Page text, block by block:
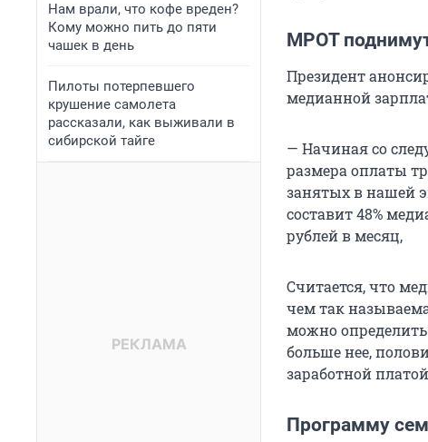
Нам врали, что кофе вреден?
Кому можно пить до пяти
чашек в день
Пилоты потерпевшего
крушение самолета
рассказали, как выживали в
сибирской тайге
МРОТ
Президент
медианной
— Начиная со
размера оплаты
занятых в нашей
составит 48%
рублей в месяц,
Считается, что
чем так
можно
больше нее,
заработной
Программу